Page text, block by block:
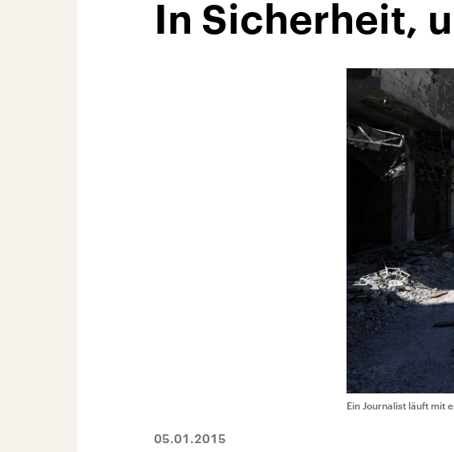
In Sicherheit,
Ein Journalist läuft mit
05.01.2015